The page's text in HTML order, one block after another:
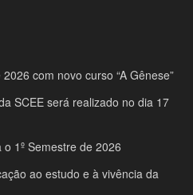
com novo curso “A Gênese”
SCEE será realizado no dia 17
1º Semestre de 2026
ao estudo e à vivência da